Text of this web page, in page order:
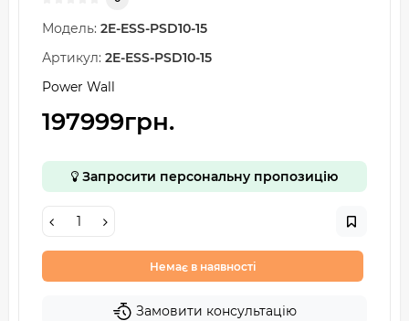
Модель: 2E-ESS-PSD10-15
Артикул: 2E-ESS-PSD10-15
Power Wall
197999грн.
Запросити персональну пропозицію
Немає в наявності
Замовити консультацію